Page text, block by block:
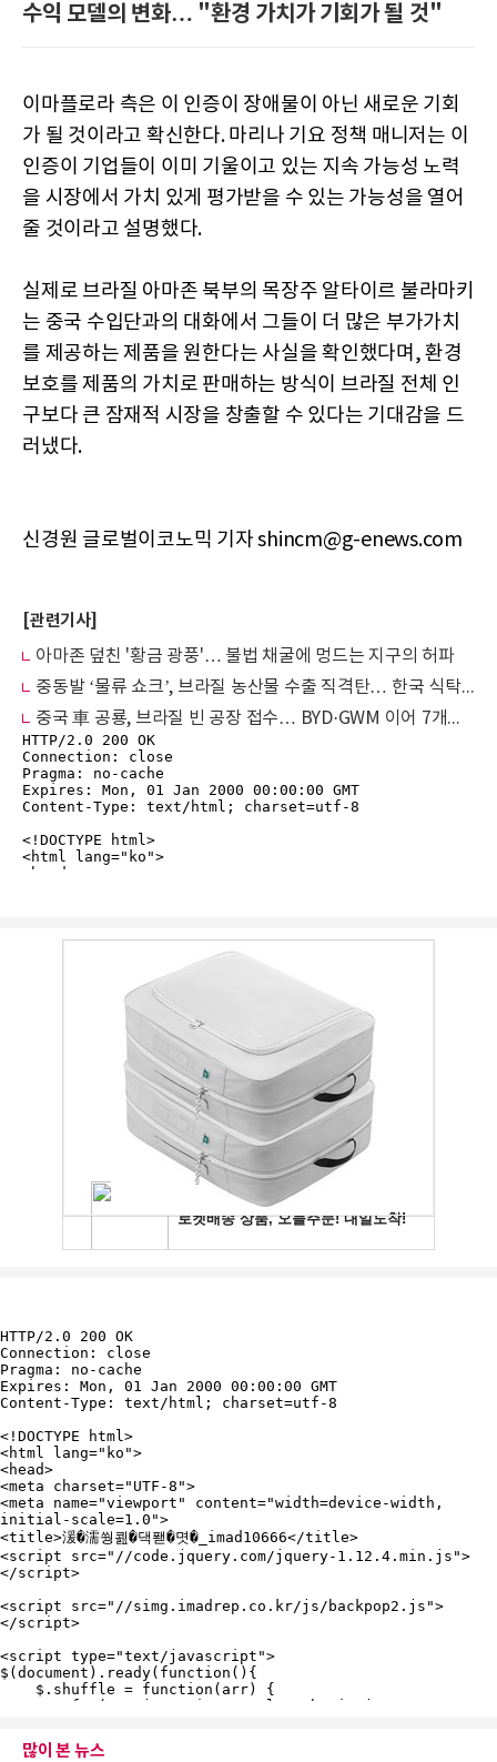
수익 모델의 변화… "환경 가치가 기회가 될 것"
이마플로라 측은 이 인증이 장애물이 아닌 새로운 기회
가 될 것이라고 확신한다. 마리나 기요 정책 매니저는 이
인증이 기업들이 이미 기울이고 있는 지속 가능성 노력
을 시장에서 가치 있게 평가받을 수 있는 가능성을 열어
줄 것이라고 설명했다.
실제로 브라질 아마존 북부의 목장주 알타이르 불라마키
는 중국 수입단과의 대화에서 그들이 더 많은 부가가치
를 제공하는 제품을 원한다는 사실을 확인했다며, 환경
보호를 제품의 가치로 판매하는 방식이 브라질 전체 인
구보다 큰 잠재적 시장을 창출할 수 있다는 기대감을 드
러냈다.
신경원 글로벌이코노믹 기자 shincm@g-enews.com
[관련기사]
아마존 덮친 '황금 광풍'… 불법 채굴에 멍드는 지구의 허파
중동발 ‘물류 쇼크’, 브라질 농산물 수출 직격탄… 한국 식탁 ‘3중고’ 비상
중국 車 공룡, 브라질 빈 공장 접수… BYD·GWM 이어 7개사 현지생산 진격
많이 본 뉴스